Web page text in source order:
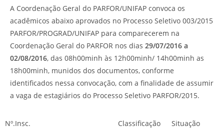
A Coordenação Geral do PARFOR/UNIFAP convoca os
acadêmicos abaixo aprovados no Processo Seletivo 003/2015
PARFOR/PROGRAD/UNIFAP para comparecerem na
Coordenação Geral do PARFOR nos dias 29/07/2016 a
02/08/2016, das 08h00minh às 12h00minh/ 14h00minh as
18h00minh, munidos dos documentos, conforme
identificados nessa convocação, com a finalidade de assumir
a vaga de estagiários do Processo Seletivo PARFOR/2015.
Nº.Insc.
Classificação Situação